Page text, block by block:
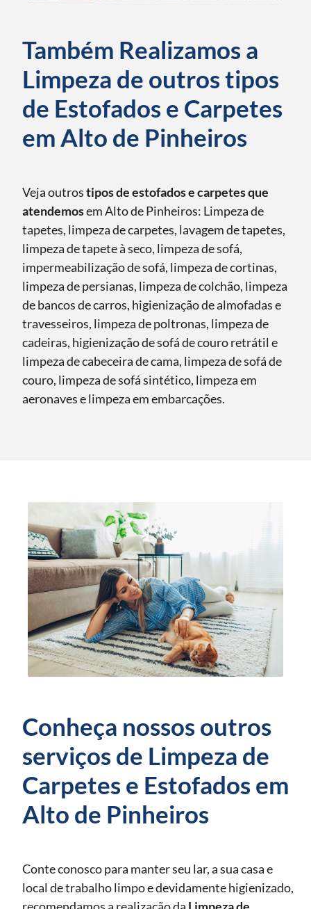
Também Realizamos a
Limpeza de outros tipos
de Estofados e Carpetes
em Alto de Pinheiros
Veja outrostipos de estofados e carpetes que
atendemosem Alto de Pinheiros: Limpeza de
tapetes, limpeza de carpetes, lavagem de tapetes,
limpeza de tapete à seco, limpeza de sofá,
impermeabilização de sofá, limpeza de cortinas,
limpeza de persianas, limpeza de colchão, limpeza
de bancos de carros, higienização de almofadas e
travesseiros, limpeza de poltronas, limpeza de
cadeiras, higienização de sofá de couro retrátil e
limpeza de cabeceira de cama, limpeza de sofá de
couro, limpeza de sofá sintético, limpeza em
aeronaves e limpeza em embarcações.
Conheça nossos outros
serviços de Limpeza de
Carpetes e Estofados em
Alto de Pinheiros
Conte conosco para manter seu lar, a sua casa e
local de trabalho limpo e devidamente higienizado,